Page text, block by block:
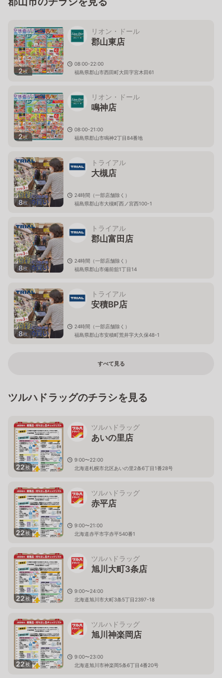
2枚
リオン・ドール
郡山東店
08:00-22:00
福島県郡山市西田町大田字宮木田61
2枚
リオン・ドール
鳴神店
08:00-21:00
福島県郡山市鳴神2丁目84番地
8枚
トライアル
大槻店
24時間（一部店舗除く）
福島県郡山市大槻町西ノ宮西100-1
8枚
トライアル
郡山富田店
24時間（一部店舗除く）
福島県郡山市備前舘1丁目14
8枚
トライアル
安積BP店
24時間（一部店舗除く）
福島県郡山市安積町荒井字大久保48-1
すべて見る
ツルハドラッグのチラシを見る
22枚
ツルハドラッグ
あいの里店
9:00〜22:00
北海道札幌市北区あいの里2条6丁目1番28号
22枚
ツルハドラッグ
赤平店
9:00〜21:00
北海道赤平市字赤平540番1
22枚
ツルハドラッグ
旭川大町3条店
9:00〜24:00
北海道旭川市大町3条5丁目2397-18
22枚
ツルハドラッグ
旭川神楽岡店
9:00〜23:00
北海道旭川市神楽岡5条6丁目4番20号